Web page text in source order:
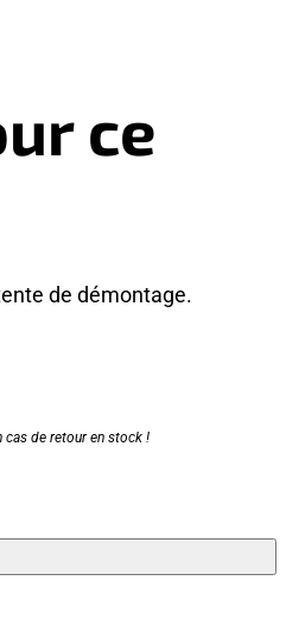
ce
de démontage.
cas de retour en stock !